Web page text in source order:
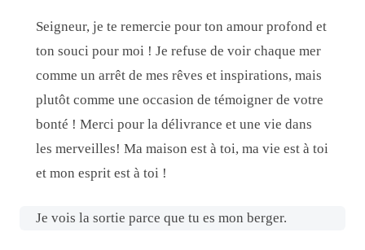
Seigneur, je te remercie pour ton amour profond et
ton souci pour moi ! Je refuse de voir chaque mer
comme un arrêt de mes rêves et inspirations, mais
plutôt comme une occasion de témoigner de votre
bonté ! Merci pour la délivrance et une vie dans
les merveilles! Ma maison est à toi, ma vie est à toi
et mon esprit est à toi !
Je vois la sortie parce que tu es mon berger.